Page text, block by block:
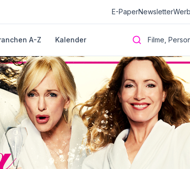
E-PaperNewsletter
A-Z Kalender Filme,